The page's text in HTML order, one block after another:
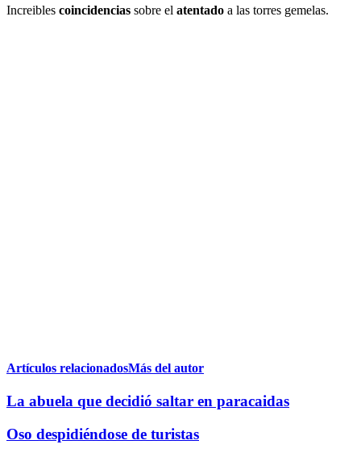
Increibles coincidencias sobre el atentado a las torres gemelas.
Artículos relacionadosMás del autor
La abuela que decidió saltar en paracaidas
Oso despidiéndose de turistas